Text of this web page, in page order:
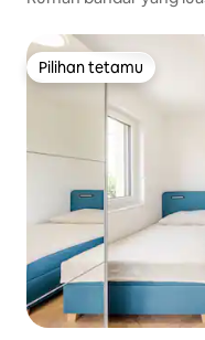
Pilihan tetamu
Pilihan tetamu